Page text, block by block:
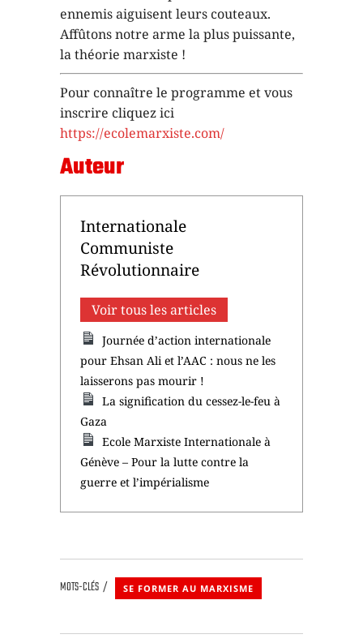
ennemis aiguisent leurs couteaux.
Affûtons notre arme la plus puissante,
la théorie marxiste !
Pour connaître le programme et vous
inscrire cliquez ici
https://ecolemarxiste.com/
Auteur
Internationale
Communiste
Révolutionnaire
Voir tous les articles
Journée d’action internationale
pour Ehsan Ali et l’AAC : nous ne les
laisserons pas mourir !
La signification du cessez-le-feu à
Gaza
Ecole Marxiste Internationale à
Génève – Pour la lutte contre la
guerre et l’impérialisme
MOTS-CLÉS SE FORMER AU MARXISME